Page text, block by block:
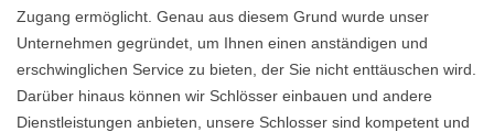
Zugang ermöglicht. Genau aus diesem Grund wurde unser
Unternehmen gegründet, um Ihnen einen anständigen und
erschwinglichen Service zu bieten, der Sie nicht enttäuschen wird.
Darüber hinaus können wir Schlösser einbauen und andere
Dienstleistungen anbieten, unsere Schlosser sind kompetent und